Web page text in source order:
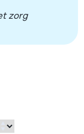
zorg